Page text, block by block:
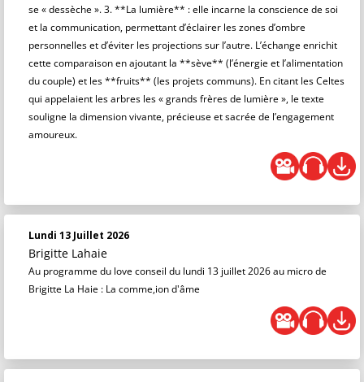
se « dessèche ». 3. **La lumière** : elle incarne la conscience de soi
et la communication, permettant d’éclairer les zones d’ombre
personnelles et d’éviter les projections sur l’autre. L’échange enrichit
cette comparaison en ajoutant la **sève** (l’énergie et l’alimentation
du couple) et les **fruits** (les projets communs). En citant les Celtes
qui appelaient les arbres les « grands frères de lumière », le texte
souligne la dimension vivante, précieuse et sacrée de l’engagement
amoureux.
Lundi 13 Juillet 2026
Brigitte Lahaie
Au programme du love conseil du lundi 13 juillet 2026 au micro de
Brigitte La Haie : La comme,ion d'âme